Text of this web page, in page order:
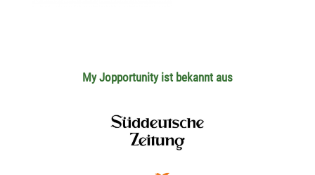
My Jopportunity ist bekannt aus